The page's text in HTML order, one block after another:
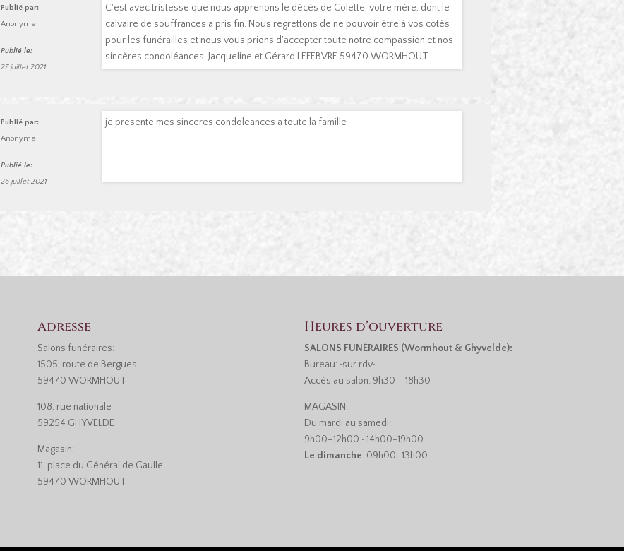
Publié par:
Anonyme
Publié le:
27 juillet 2021
C'est avec tristesse que nous apprenons le décès de Colette, votre mère, dont le
calvaire de souffrances a pris fin. Nous regrettons de ne pouvoir être à vos cotés
pour les funérailles et nous vous prions d'accepter toute notre compassion et nos
sincères condoléances. Jacqueline et Gérard LEFEBVRE 59470 WORMHOUT
Publié par:
Anonyme
Publié le:
26 juillet 2021
je presente mes sinceres condoleances a toute la famille
Adresse
Salons funéraires:
1505, route de Bergues
59470 WORMHOUT
108, rue nationale
59254 GHYVELDE
Magasin:
11, place du Général de Gaulle
59470 WORMHOUT
Heures d’ouverture
SALONS FUNÉRAIRES (Wormhout & Ghyvelde):
Bureau: •sur rdv•
Accès au salon: 9h30 – 18h30
MAGASIN:
Du mardi au samedi:
9h00–12h00 • 14h00-19h00
Le dimanche: 09h00–13h00